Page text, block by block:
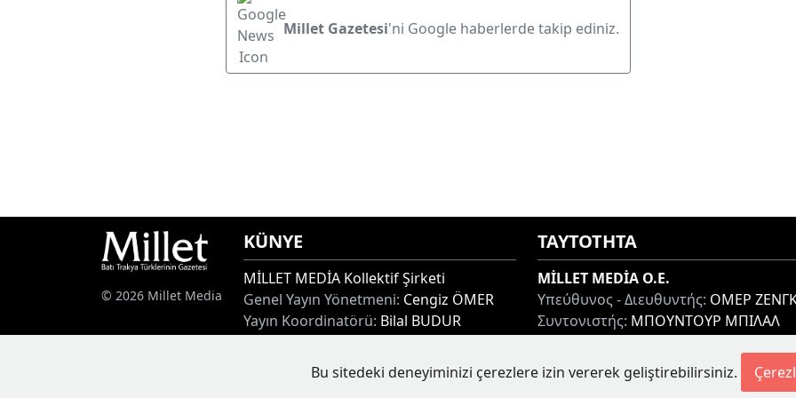
Millet Gazetesi'ni Google haberlerde takip ediniz.
© 2026 Millet Media
KÜNYE
MİLLET MEDİA Kollektif Şirketi
Genel Yayın Yönetmeni: Cengiz ÖMER
Yayın Koordinatörü: Bilal BUDUR
+30 25410 77968
info@milletgazetesi.gr
ΤΑΥΤΟΤΗΤΑ
MİLLET MEDİA O.E.
Υπεύθυνος - Διευθυντής: ΟΜΕΡ
Συντονιστής: ΜΠΟΥΝΤΟΥΡ ΜΠΙΛΑΛ
Τηλ:
+30 25410 77968
Ηλ. Διεύθυνση:
info@milletgazetesi.gr
Bu sitedeki deneyiminizi çerezlere izin vererek geliştirebilirsiniz.